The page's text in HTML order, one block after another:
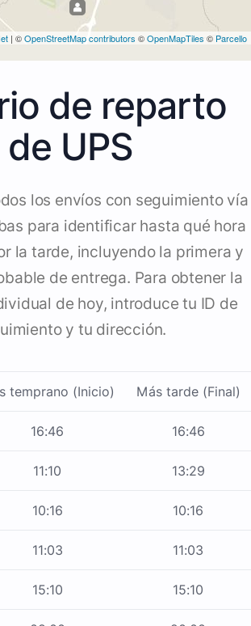
| ©OpenStreetMap contributors ©OpenMapTiles © Parcello
de reparto
de UPS
los envíos con seguimiento vía
para identificar hasta qué hora
la tarde, incluyendo la primera y
de entrega. Para obtener la
de hoy, introduce tu ID de
y tu dirección.
temprano (Inicio) Más tarde (Final)
16:46 16:46
11:10 13:29
10:16 10:16
11:03 11:03
15:10 15:10